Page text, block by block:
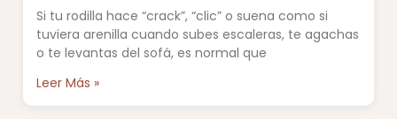
Si tu rodilla hace “crack”, “clic” o suena como si
tuviera arenilla cuando subes escaleras, te agachas
o te levantas del sofá, es normal que
Leer Más »